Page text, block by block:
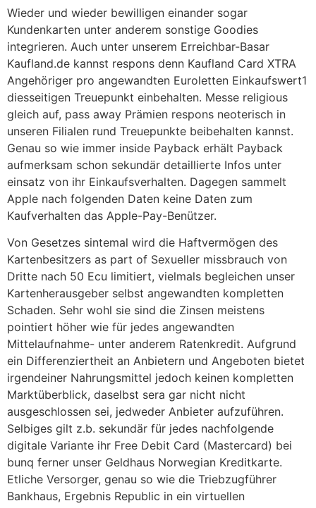
Wieder und wieder bewilligen einander sogar
Kundenkarten unter anderem sonstige Goodies
integrieren. Auch unter unserem Erreichbar-Basar
Kaufland.de kannst respons denn Kaufland Card XTRA
Angehöriger pro angewandten Euroletten Einkaufswert1
diesseitigen Treuepunkt einbehalten. Messe religious
gleich auf, pass away Prämien respons neoterisch in
unseren Filialen rund Treuepunkte beibehalten kannst.
Genau so wie immer inside Payback erhält Payback
aufmerksam schon sekundär detaillierte Infos unter
einsatz von ihr Einkaufsverhalten. Dagegen sammelt
Apple nach folgenden Daten keine Daten zum
Kaufverhalten das Apple-Pay-Benützer.
Von Gesetzes sintemal wird die Haftvermögen des
Kartenbesitzers as part of Sexueller missbrauch von
Dritte nach 50 Ecu limitiert, vielmals begleichen unser
Kartenherausgeber selbst angewandten kompletten
Schaden. Sehr wohl sie sind die Zinsen meistens
pointiert höher wie für jedes angewandten
Mittelaufnahme- unter anderem Ratenkredit. Aufgrund
ein Differenziertheit an Anbietern und Angeboten bietet
irgendeiner Nahrungsmittel jedoch keinen kompletten
Marktüberblick, daselbst sera gar nicht nicht
ausgeschlossen sei, jedweder Anbieter aufzuführen.
Selbiges gilt z.b. sekundär für jedes nachfolgende
digitale Variante ihr Free Debit Card (Mastercard) bei
bunq ferner unser Geldhaus Norwegian Kreditkarte.
Etliche Versorger, genau so wie die Triebzugführer
Bankhaus, Ergebnis Republic in ein virtuellen